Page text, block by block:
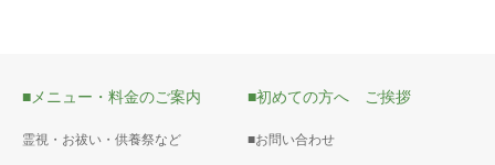
■メニュー・料金のご案内
霊視・お祓い・供養祭など
■初めての方へ ご挨拶
■お問い合わせ